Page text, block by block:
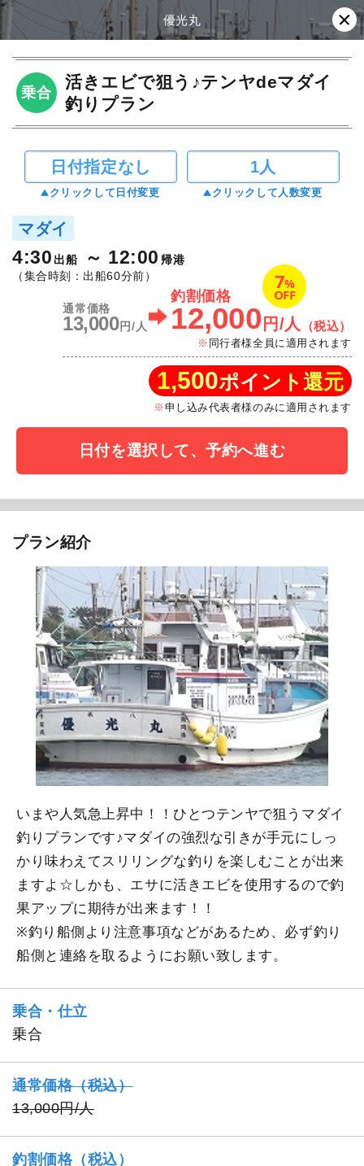
優光丸
乗合
活きエビで狙う♪テンヤdeマダイ
釣りプラン
日付指定なし
クリックして日付変更
1人
クリックして人数変更
マダイ
4:30 出船 12:00 帰港
（集合時刻：出船60分前）
通常価格
13,000 円/人
釣割価格
12,000 円/人 （税込）
7%
OFF
同行者様全員に適用されます
1,500ポイント還元
申し込み代表者様のみに適用されます
日付を選択して、予約へ進む
プラン紹介
いまや人気急上昇中！！ひとつテンヤで狙うマダイ
釣りプランです♪マダイの強烈な引きが手元にしっ
かり味わえてスリリングな釣りを楽しむことが出来
ますよ☆しかも、エサに活きエビを使用するので釣
果アップに期待が出来ます！！
※釣り船側より注意事項などがあるため、必ず釣り
船側と連絡を取るようにお願い致します。
乗合・仕立
乗合
通常価格（税込）
13,000円/人
釣割価格（税込）